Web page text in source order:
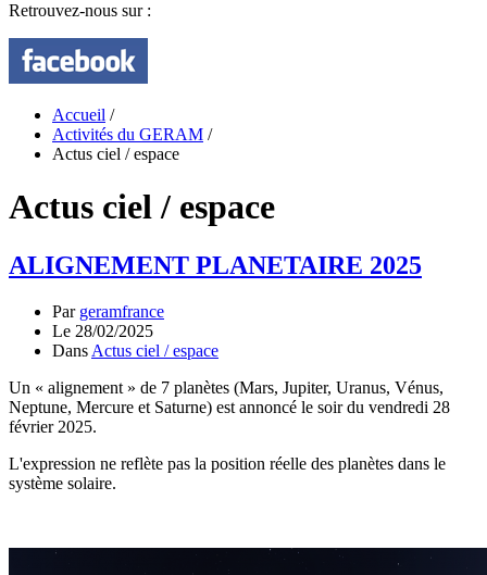
Retrouvez-nous sur :
Accueil /
Activités du GERAM /
Actus ciel / espace
Actus ciel / espace
ALIGNEMENT PLANETAIRE 2025
Par geramfrance
Le 28/02/2025
Dans Actus ciel / espace
Un « alignement » de 7 planètes (Mars, Jupiter, Uranus, Vénus,
Neptune, Mercure et Saturne) est annoncé le soir du vendredi 28
février 2025.
L'expression ne reflète pas la position réelle des planètes dans le
système solaire.